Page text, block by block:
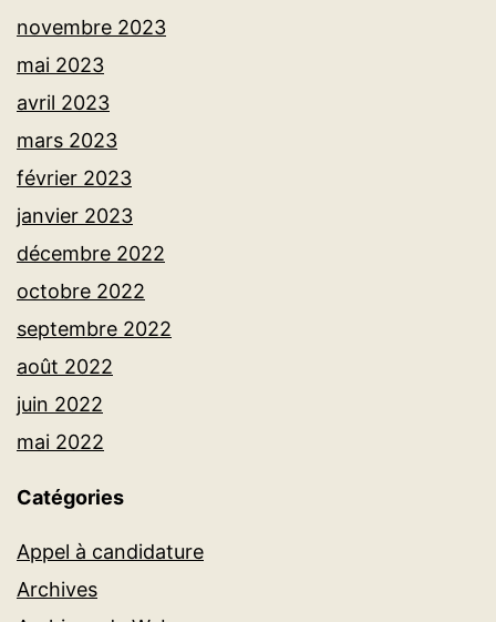
novembre 2023
mai 2023
avril 2023
mars 2023
février 2023
janvier 2023
décembre 2022
octobre 2022
septembre 2022
août 2022
juin 2022
mai 2022
Catégories
Appel à candidature
Archives